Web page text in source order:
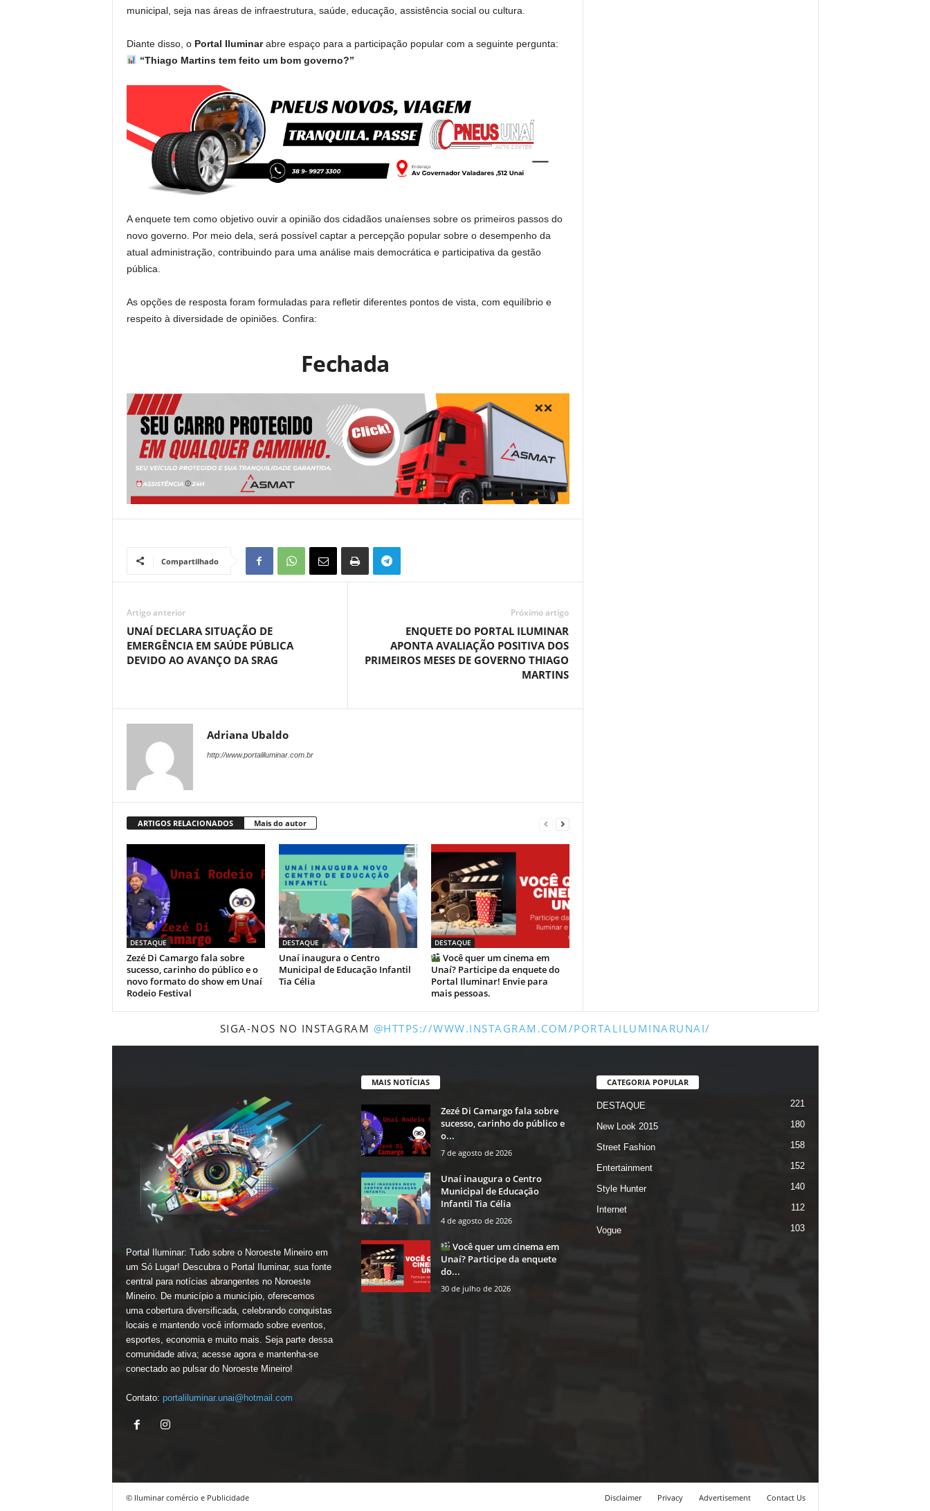
municipal, seja nas áreas de infraestrutura, saúde, educação, assistência social ou cultura.
Diante disso, o Portal Iluminarabre espaço para a participação popular com a seguinte pergunta:
“Thiago Martins tem feito um bom governo?”
A enquete tem como objetivo ouvir a opinião dos cidadãos unaíenses sobre os primeiros passos do
novo governo. Por meio dela, será possível captar a percepção popular sobre o desempenho da
atual administração, contribuindo para uma análise mais democrática e participativa da gestão
pública.
As opções de resposta foram formuladas para refletir diferentes pontos de vista, com equilíbrio e
respeito à diversidade de opiniões. Confira:
Fechada
Compartilhado
Artigo anterior
UNAÍ DECLARA SITUAÇÃO DE
EMERGÊNCIA EM SAÚDE PÚBLICA
DEVIDO AO AVANÇO DA SRAG
Próximo artigo
ENQUETE DO PORTAL ILUMINAR
APONTA AVALIAÇÃO POSITIVA DOS
PRIMEIROS MESES DE GOVERNO THIAGO
MARTINS
Adriana Ubaldo
http://www.portaliluminar.com.br
ARTIGOS RELACIONADOS Mais do autor
DESTAQUE
Zezé Di Camargo fala sobre
sucesso, carinho do público e o
novo formato do show em Unaí
Rodeio Festival
DESTAQUE
Unaí inaugura o Centro
Municipal de Educação Infantil
Tia Célia
DESTAQUE
Você quer um cinema em
Unaí? Participe da enquete do
Portal Iluminar! Envie para
mais pessoas.
SIGA-NOS NO INSTAGRAM @HTTPS://WWW.INSTAGRAM.COM/PORTALILUMINARUNAI/
Portal Iluminar: Tudo sobre o Noroeste Mineiro em
um Só Lugar! Descubra o Portal Iluminar, sua fonte
central para notícias abrangentes no Noroeste
Mineiro. De município a município, oferecemos
uma cobertura diversificada, celebrando conquistas
locais e mantendo você informado sobre eventos,
esportes, economia e muito mais. Seja parte dessa
comunidade ativa; acesse agora e mantenha-se
conectado ao pulsar do Noroeste Mineiro!
Contato: portaliluminar.unai@hotmail.com
MAIS NOTÍCIAS
Zezé Di Camargo fala sobre
sucesso, carinho do público e
o...
7 de agosto de 2026
Unaí inaugura o Centro
Municipal de Educação
Infantil Tia Célia
4 de agosto de 2026
Você quer um cinema em
Unaí? Participe da enquete
do...
30 de julho de 2026
CATEGORIA POPULAR
DESTAQUE 221
New Look 2015 180
Street Fashion 158
Entertainment 152
Style Hunter 140
Internet 112
Vogue 103
Disclaimer Privacy Advertisement Contact Us
© Iluminar comércio e Publicidade